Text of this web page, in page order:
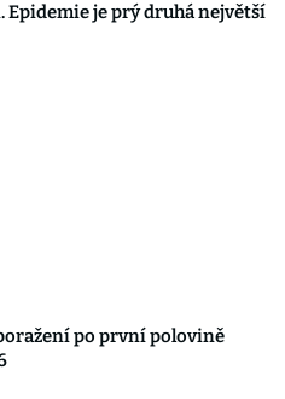
je prý druhá největší
po první polovině